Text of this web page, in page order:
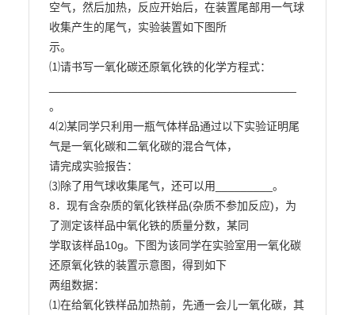
空气，然后加热，反应开始后，在装置尾部用一气球
收集产生的尾气，实验装置如下图所
示。
⑴请书写一氧化碳还原氧化铁的化学方程式：
。
4⑵某同学只利用一瓶气体样品通过以下实验证明尾
气是一氧化碳和二氧化碳的混合气体，
请完成实验报告：
⑶除了用气球收集尾气，还可以用_________。
8．现有含杂质的氧化铁样品(杂质不参加反应)，为
了测定该样品中氧化铁的质量分数，某同
学取该样品10g。下图为该同学在实验室用一氧化碳
还原氧化铁的装置示意图，得到如下
两组数据：
⑴在给氧化铁样品加热前，先通一会儿一氧化碳，其